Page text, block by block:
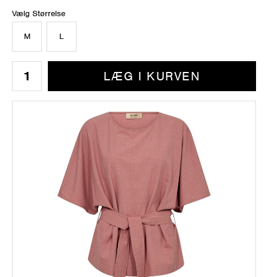
Vælg Størrelse
M L
LÆG I KURVEN